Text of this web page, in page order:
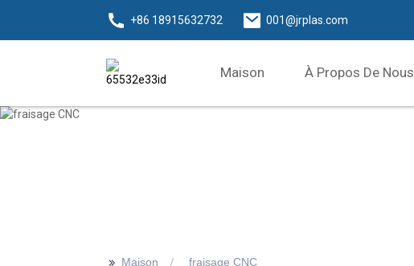
+86 18915632732 001@jrplas.com
Maison À Propos De Nous
>> Maison fraisage CNC